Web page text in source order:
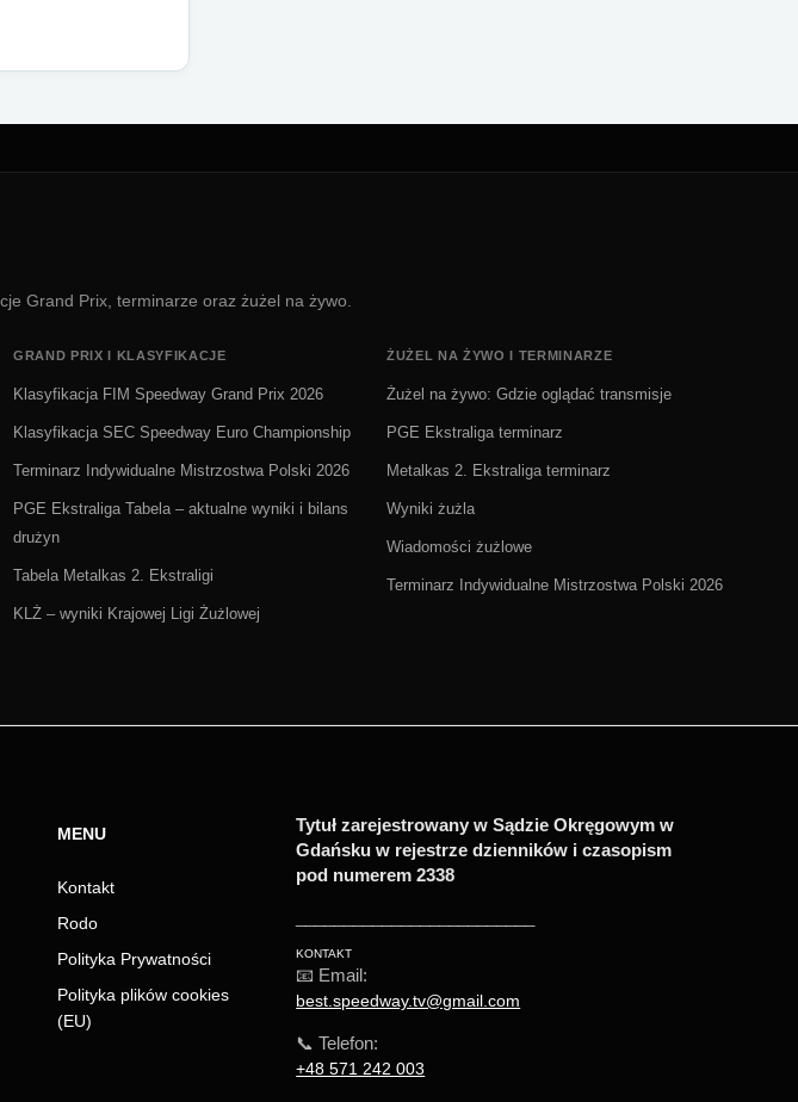
Grand Prix, terminarze oraz żużel na żywo.
GRAND PRIX I KLASYFIKACJE
Klasyfikacja FIM Speedway Grand Prix 2026
Klasyfikacja SEC Speedway Euro Championship
Terminarz Indywidualne Mistrzostwa Polski 2026
PGE Ekstraliga Tabela – aktualne wyniki i bilans
drużyn
Tabela Metalkas 2. Ekstraligi
KLŻ – wyniki Krajowej Ligi Żużlowej
ŻUŻEL NA ŻYWO I TERMINARZE
Żużel na żywo: Gdzie oglądać transmisje
PGE Ekstraliga terminarz
Metalkas 2. Ekstraliga terminarz
Wyniki żużla
Wiadomości żużlowe
Terminarz Indywidualne Mistrzostwa Polski 2026
MENU
Kontakt
Rodo
Polityka Prywatności
Polityka plików cookies
(EU)
Tytuł zarejestrowany w Sądzie Okręgowym w
Gdańsku w rejestrze dzienników i czasopism
pod numerem 2338
KONTAKT
📧 Email:
best.speedway.tv@gmail.com
📞 Telefon:
+48 571 242 003